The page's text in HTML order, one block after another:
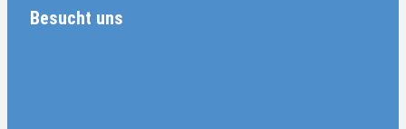
Besucht uns